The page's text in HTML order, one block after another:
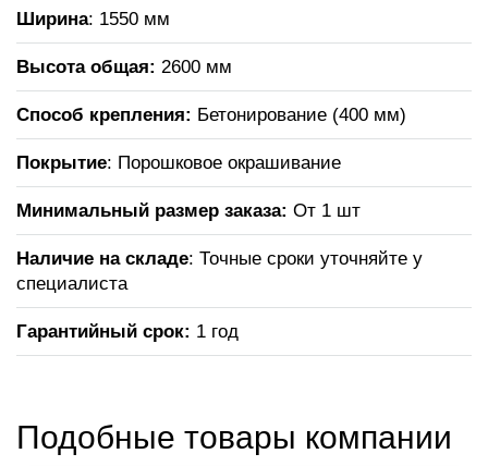
Ширина: 1550 мм
Высота общая: 2600 мм
Способ крепления: Бетонирование (400 мм)
Покрытие: Порошковое окрашивание
Минимальный размер заказа: От 1 шт
Наличие на складе: Точные сроки уточняйте у
специалиста
Гарантийный срок: 1 год
Подобные товары компании